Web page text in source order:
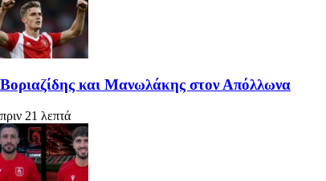
Βοριαζίδης και Μανωλάκης στον Απόλλωνα
πριν 21 λεπτά